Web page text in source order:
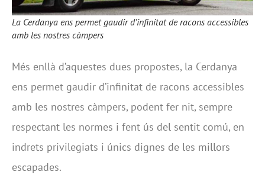
La Cerdanya ens permet gaudir d’infinitat de racons accessibles
amb les nostres càmpers
Més enllà d’aquestes dues propostes, la Cerdanya
ens permet gaudir d’infinitat de racons accessibles
amb les nostres càmpers, podent fer nit, sempre
respectant les normes i fent ús del sentit comú, en
indrets privilegiats i únics dignes de les millors
escapades.